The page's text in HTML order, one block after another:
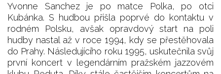
Yvonne Sanchez je po matce Polka, po otci
Kubánka. S hudbou přišla poprvé do kontaktu v
rodném Polsku, avšak opravdový start na poli
hudby nastal až v roce 1994, kdy se přestěhovala
do Prahy. Následujícího roku 1995, uskutečnila svůj
první koncert v legendárním pražském jazzovém